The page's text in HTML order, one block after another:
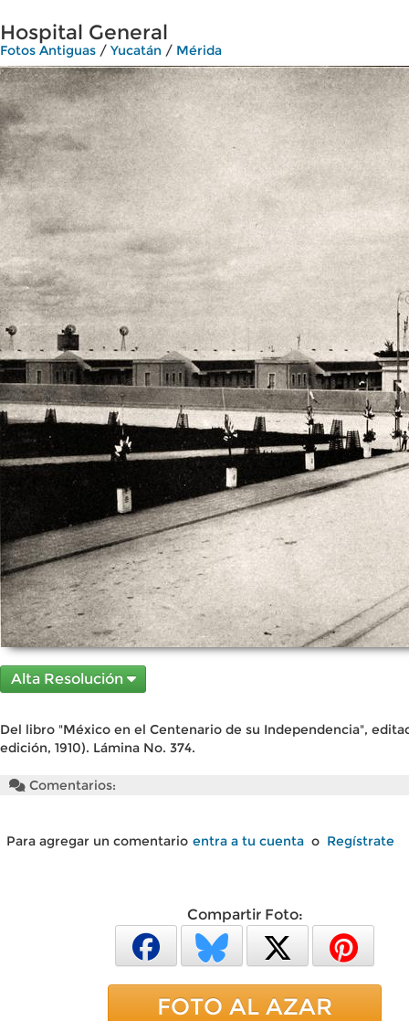
Hospital General
Fotos Antiguas / Yucatán / Mérida
Alta Resolución
Del libro "México en el Centenario de su Independencia",
edición, 1910). Lámina No. 374.
Comentarios:
Para agregar un comentario entra a tu cuenta o Regístrate
Compartir Foto:
FOTO AL AZAR